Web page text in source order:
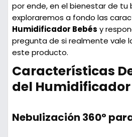
por ende, en el bienestar de tu
exploraremos a fondo las
Humidificador Bebés y
pregunta de si realmente vale
este producto.
Características
del Humidificador
Nebulización 360°